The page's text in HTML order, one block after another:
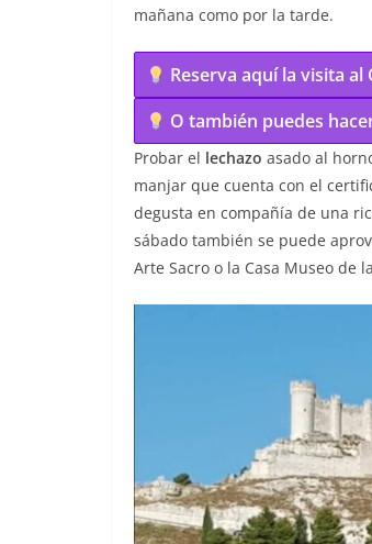
mañana como por la tarde.
Reserva aquí la visita
O también puedes
Probar el lechazo asado al
manjar que cuenta con el
degusta en compañía de una
sábado también se puede
Arte Sacro o la Casa Museo de